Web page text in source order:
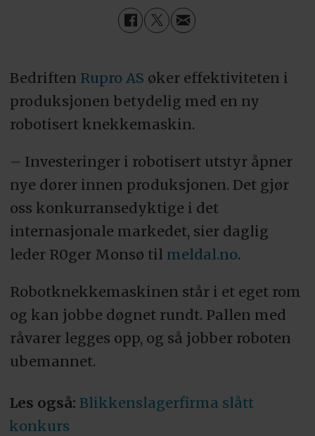
Bedriften Rupro AS øker effektiviteten i
produksjonen betydelig med en ny
robotisert knekkemaskin.
– Investeringer i robotisert utstyr åpner
nye dører innen produksjonen. Det gjør
oss konkurransedyktige i det
internasjonale markedet, sier daglig
leder R0ger Monsø til meldal.no.
Robotknekkemaskinen står i et eget rom
og kan jobbe døgnet rundt. Pallen med
råvarer legges opp, og så jobber roboten
ubemannet.
Les også: Blikkenslagerfirma slått
konkurs